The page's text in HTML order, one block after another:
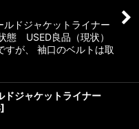
ドジャケットライナー
USED良品（現状）
すが、 袖口のベルトは取
ドジャケットライナー
]